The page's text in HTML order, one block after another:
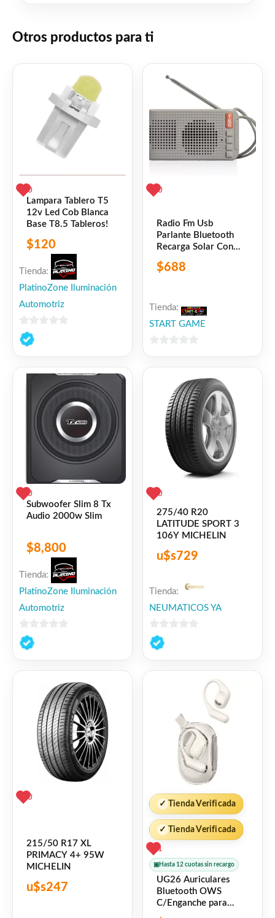
👍 0 personas recomiendan este producto
Otros productos para ti
0
Lampara Tablero T5
12v Led Cob Blanca
Base T8.5 Tableros!
$120
Tienda:
PlatinoZone Iluminación
Automotriz
0
de
0
Radio Fm Usb
Parlante Bluetooth
Recarga Solar Con
$688
Tienda:
START GAME
0
Subwoofer Slim 8 Tx
Audio 2000w Slim
$8,800
Tienda:
PlatinoZone Iluminación
Automotriz
0
de
0
275/40 R20
LATITUDE SPORT 3
106Y MICHELIN
u$s729
Tienda:
NEUMATICOS YA
0
de
0
215/50 R17 XL
PRIMACY 4+ 95W
MICHELIN
u$s247
✓ Tienda Verificada
✓ Tienda Verificada
1
▣ Hasta 12 cuotas sin recargo
UG26 Auriculares
Bluetooth OWS
C/Enganche para